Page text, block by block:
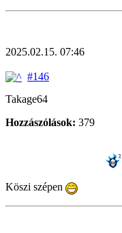
2025.02.15. 07:46
#146
Takage64
Hozzászólások: 379
Köszi szépen